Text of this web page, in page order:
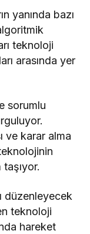
yanında bazı
teknoloji
arasında yer
sorumlu
ve karar alma
düzenleyecek
teknoloji
hareket